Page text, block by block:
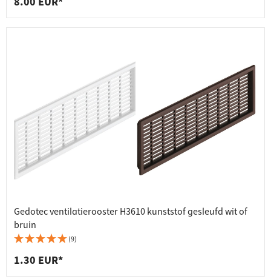
Gedotec ventilatierooster H3610 kunststof gesleufd wit of
bruin
(9)
1.30 EUR*